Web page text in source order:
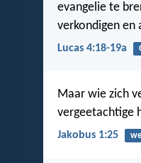
evangelie te
verkondigen en
Lucas 4:18-19a
Maar wie zich
vergeetachtige
Jakobus 1:25